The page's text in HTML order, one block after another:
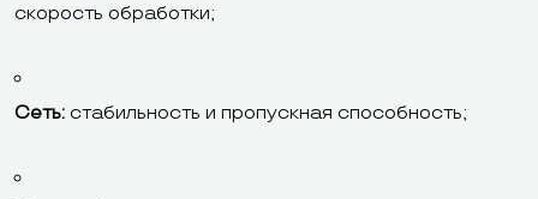
скорость обработки;
Сеть: стабильность и пропускная способность;